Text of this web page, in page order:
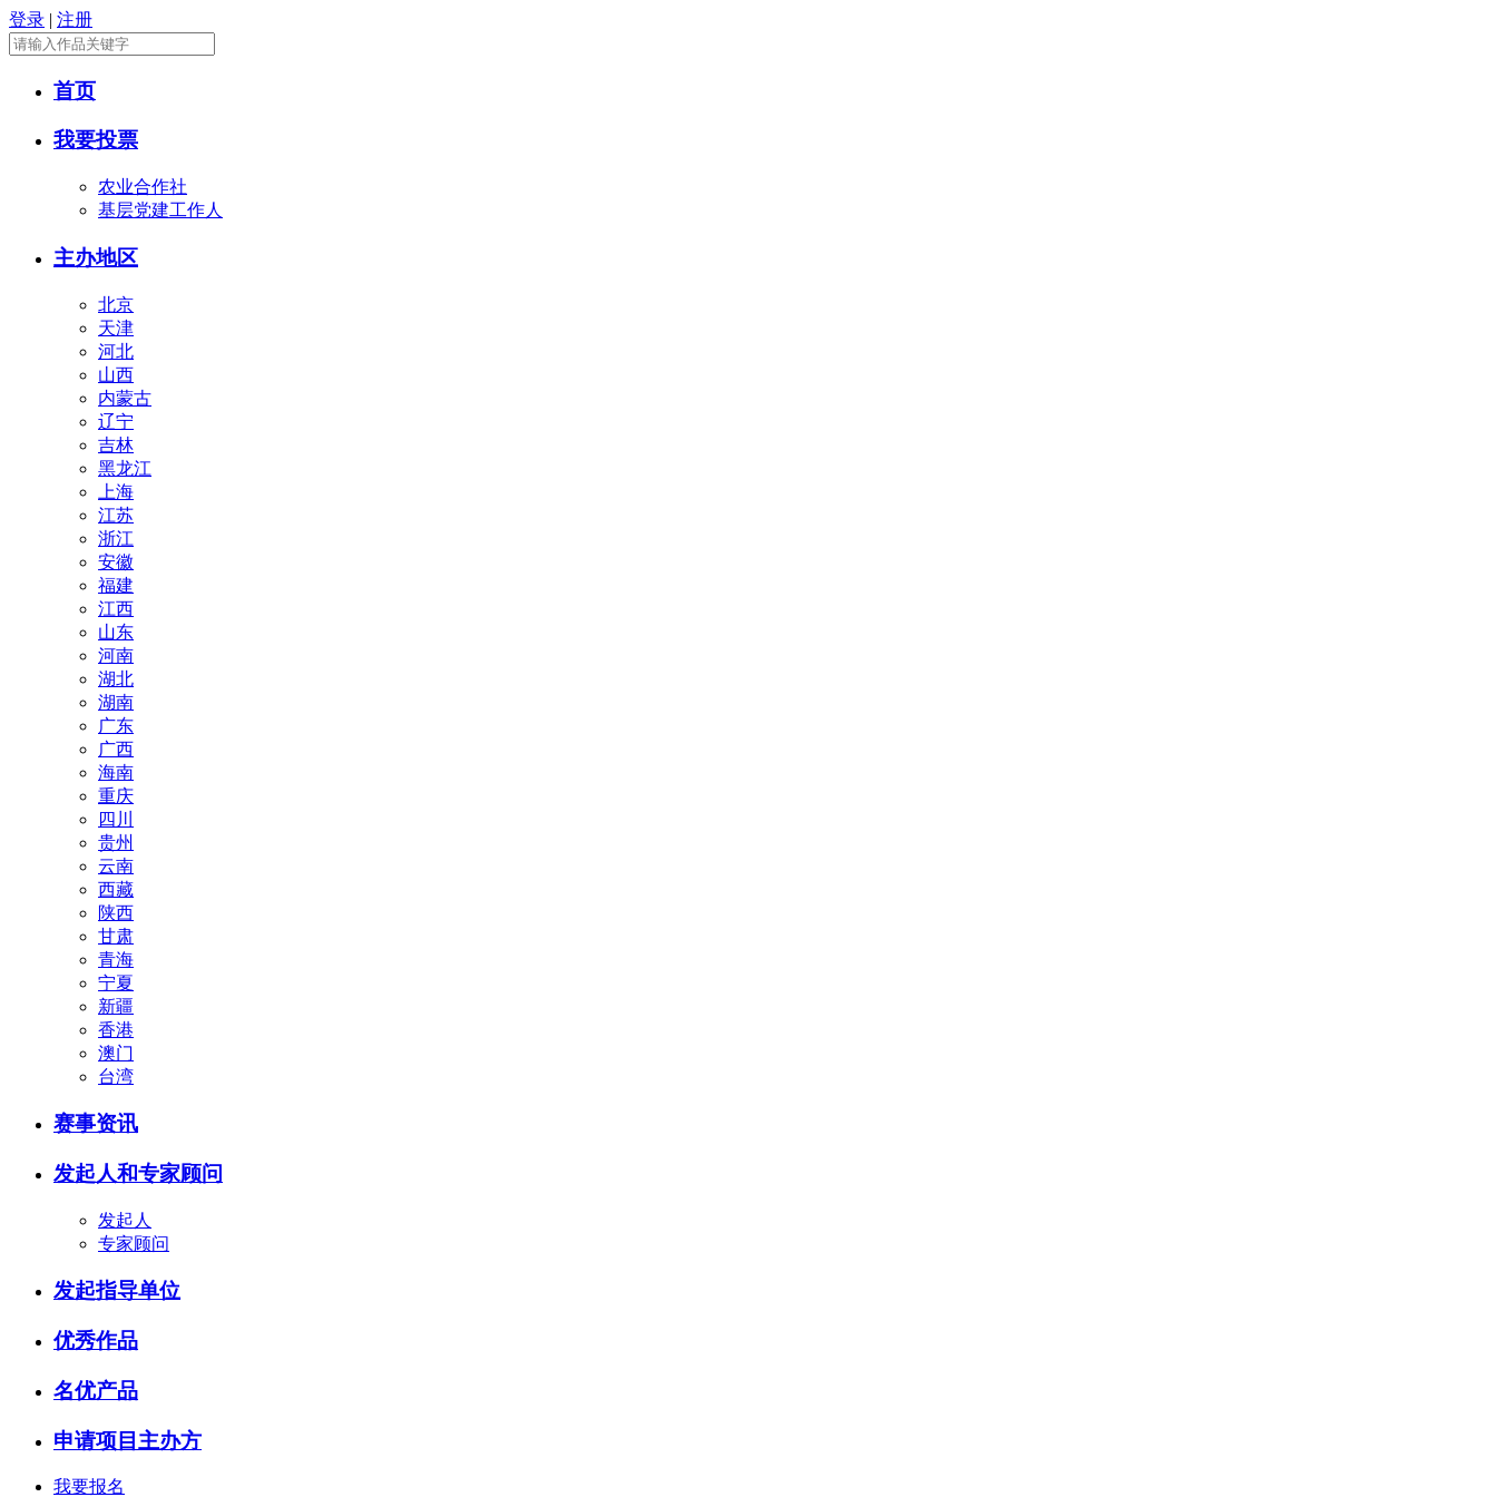
登录 | 注册
首页
我要投票
农业合作社
基层党建工作人
主办地区
北京
天津
河北
山西
内蒙古
辽宁
吉林
黑龙江
上海
江苏
浙江
安徽
福建
江西
山东
河南
湖北
湖南
广东
广西
海南
重庆
四川
贵州
云南
西藏
陕西
甘肃
青海
宁夏
新疆
香港
澳门
台湾
赛事资讯
发起人和专家顾问
发起人
专家顾问
发起指导单位
优秀作品
名优产品
申请项目主办方
我要报名